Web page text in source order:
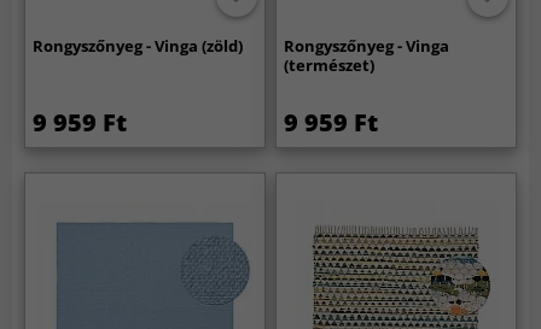
Rongyszőnyeg - Vinga (zöld)
9 959 Ft
Rongyszőnyeg - Vinga
(természet)
9 959 Ft